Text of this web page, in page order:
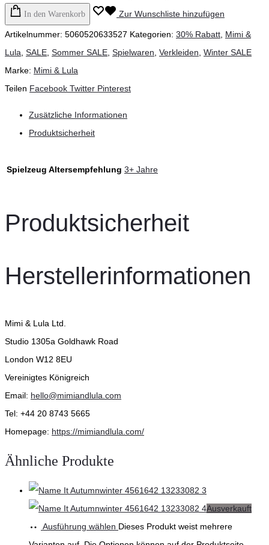
In den Warenkorb Zur Wunschliste hinzufügen
Artikelnummer: 5060520633527 Kategorien: 30% Rabatt, Mimi &
Lula, SALE, Sommer SALE, Spielwaren, Verkleiden, Winter SALE
Marke: Mimi & Lula
Teilen Facebook Twitter Pinterest
Zusätzliche Informationen
Produktsicherheit
Spielzeug Altersempfehlung 3+ Jahre
Produktsicherheit
Herstellerinformationen
Mimi & Lula Ltd.
Studio 1305a Goldhawk Road
London W12 8EU
Vereinigtes Königreich
Email: hello@mimiandlula.com
Tel: +44 20 8743 5665
Homepage: https://mimiandlula.com/
Ähnliche Produkte
Ausverkauft
Ausführung wählen Dieses Produkt weist mehrere